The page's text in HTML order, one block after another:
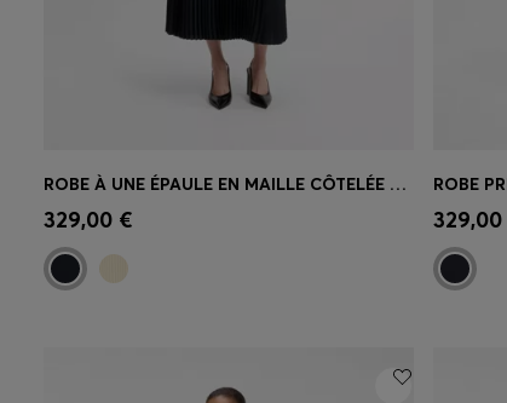
Achat rapide
taille)
ROBE À UNE ÉPAULE EN MAILLE CÔTELÉE AVEC JUPE PLISSÉE
329,00 €